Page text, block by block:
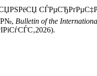
Bulletin of the